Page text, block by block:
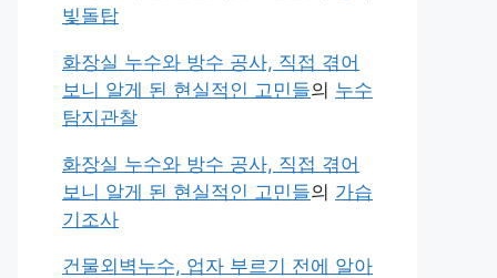
빛돌탑
화장실 누수와 방수 공사, 직접 겪어
보니 알게 된 현실적인 고민들의 누수
탐지관찰
화장실 누수와 방수 공사, 직접 겪어
보니 알게 된 현실적인 고민들의 가습
기조사
건물외벽누수, 업자 부르기 전에 알아